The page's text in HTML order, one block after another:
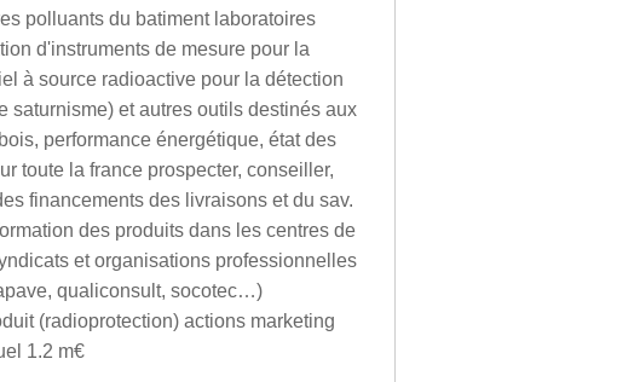
polluants du batiment laboratoires
d'instruments de mesure pour la
à source radioactive pour la détection
saturnisme) et autres outils destinés aux
performance énergétique, état des
toute la france prospecter, conseiller,
financements des livraisons et du sav.
des produits dans les centres de
et organisations professionnelles
qualiconsult, socotec…)
(radioprotection) actions marketing
1.2 m€